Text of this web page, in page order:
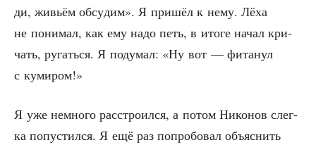
ди, живьём обсу­дим». Я при­шёл к нему. Лёха
не пони­мал, как ему надо петь, в ито­ге начал кри­
чать, ругать­ся. Я поду­мал: «Ну вот — фита­нул
с кумиром!»
Я уже немно­го рас­стро­ил­ся, а потом Нико­нов слег­
ка попу­стил­ся. Я ещё раз попро­бо­вал объ­яс­нить